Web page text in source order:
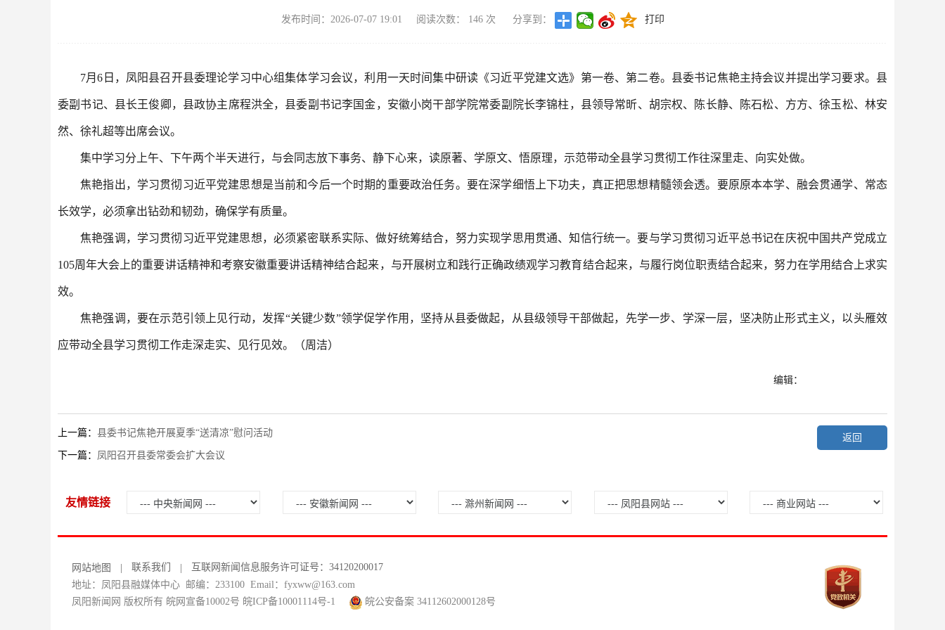
发布时间：2026-07-07 19:01 阅读次数： 146次 分享到： 打印
7月6日，凤阳县召开县委理论学习中心组集体学习会议，利用一天时间集中研读《习近平党建文选》第一卷、第二卷。县委书记焦艳主持会议并提出学习要求。县
委副书记、县长王俊卿，县政协主席程洪全，县委副书记李国金，安徽小岗干部学院常委副院长李锦柱，县领导常昕、胡宗权、陈长静、陈石松、方方、徐玉松、林安
然、徐礼超等出席会议。
集中学习分上午、下午两个半天进行，与会同志放下事务、静下心来，读原著、学原文、悟原理，示范带动全县学习贯彻工作往深里走、向实处做。
焦艳指出，学习贯彻习近平党建思想是当前和今后一个时期的重要政治任务。要在深学细悟上下功夫，真正把思想精髓领会透。要原原本本学、融会贯通学、常态
长效学，必须拿出钻劲和韧劲，确保学有质量。
焦艳强调，学习贯彻习近平党建思想，必须紧密联系实际、做好统筹结合，努力实现学思用贯通、知信行统一。要与学习贯彻习近平总书记在庆祝中国共产党成立
105周年大会上的重要讲话精神和考察安徽重要讲话精神结合起来，与开展树立和践行正确政绩观学习教育结合起来，与履行岗位职责结合起来，努力在学用结合上求实
效。
焦艳强调，要在示范引领上见行动，发挥“关键少数”领学促学作用，坚持从县委做起，从县级领导干部做起，先学一步、学深一层，坚决防止形式主义，以头雁效
应带动全县学习贯彻工作走深走实、见行见效。（周洁）
编辑：
返回
上一篇： 县委书记焦艳开展夏季“送清凉”慰问活动
下一篇： 凤阳召开县委常委会扩大会议
友情链接
网站地图 联系我们
互联网新闻信息服务许可证号：34120200017
地址：凤阳县融媒体中心 邮编：233100 Email：fyxww@163.com
凤阳新闻网 版权所有 皖网宣备10002号 皖ICP备10001114号-1 皖公安备案 34112602000128号